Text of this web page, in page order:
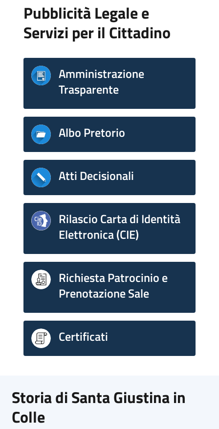
Pubblicità Legale e
Servizi per il Cittadino
Amministrazione
Trasparente
Albo Pretorio
Atti Decisionali
Rilascio Carta di Identità
Elettronica (CIE)
Richiesta Patrocinio e
Prenotazione Sale
Certificati
Storia di Santa Giustina in
Colle